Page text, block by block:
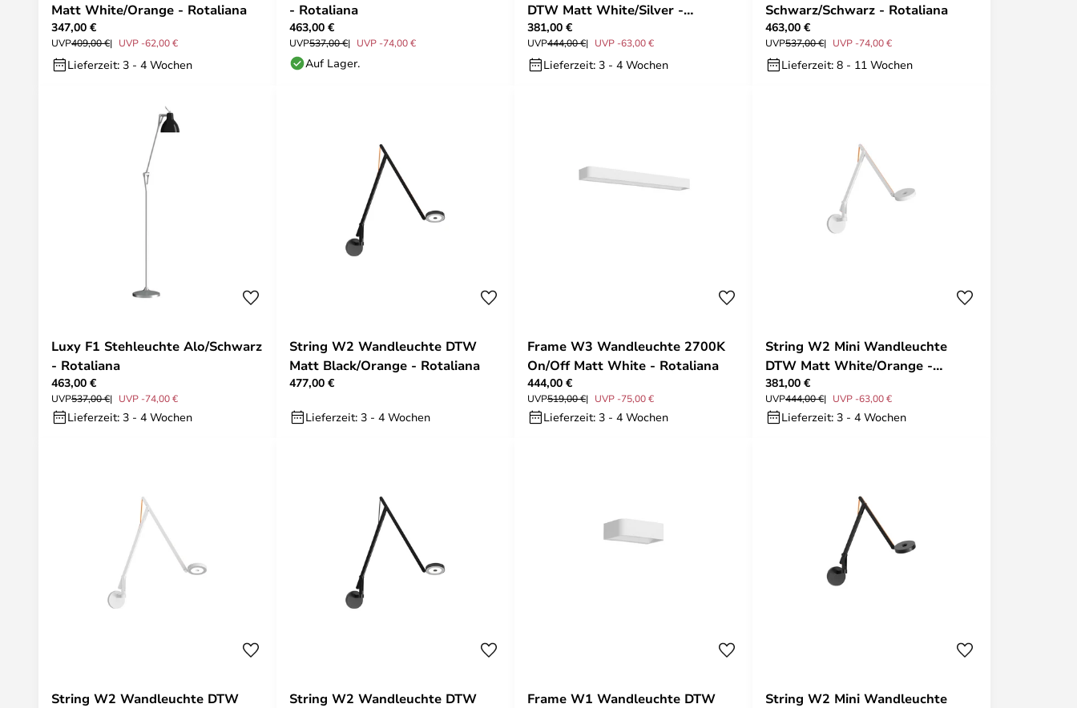
Matt White/Orange - Rotaliana
347,00 €
UVP409,00 € UVP -62,00 €
Lieferzeit: 3 - 4 Wochen
- Rotaliana
463,00 €
UVP537,00 € UVP -74,00 €
Auf Lager.
DTW Matt White/Silver -
Rotaliana
381,00 €
UVP444,00 € UVP -63,00 €
Lieferzeit: 3 - 4 Wochen
Schwarz/Schwarz - Rotaliana
463,00 €
UVP537,00 € UVP -74,00 €
Lieferzeit: 8 - 11 Wochen
Luxy F1 Stehleuchte Alo/Schwarz
- Rotaliana
463,00 €
UVP537,00 € UVP -74,00 €
Lieferzeit: 3 - 4 Wochen
String W2 Wandleuchte DTW
Matt Black/Orange - Rotaliana
477,00 €
Lieferzeit: 3 - 4 Wochen
Frame W3 Wandleuchte 2700K
On/Off Matt White - Rotaliana
444,00 €
UVP519,00 € UVP -75,00 €
Lieferzeit: 3 - 4 Wochen
String W2 Mini Wandleuchte
DTW Matt White/Orange -
Rotaliana
381,00 €
UVP444,00 € UVP -63,00 €
Lieferzeit: 3 - 4 Wochen
String W2 Wandleuchte DTW
String W2 Wandleuchte DTW
Frame W1 Wandleuchte DTW
String W2 Mini Wandleuchte